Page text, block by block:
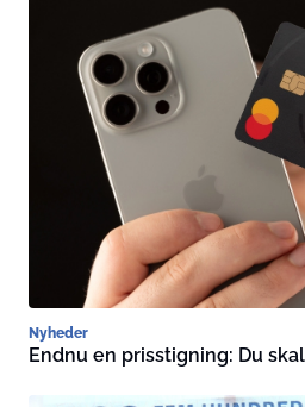
Nyheder
Endnu en prisstigning: Du